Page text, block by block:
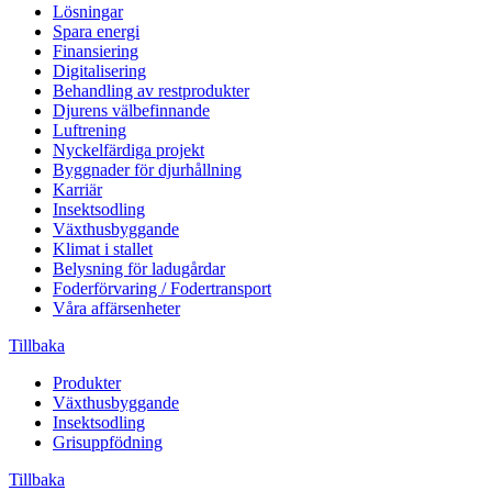
Lösningar
Spara energi
Finansiering
Digitalisering
Behandling av restprodukter
Djurens välbefinnande
Luftrening
Nyckelfärdiga projekt
Byggnader för djurhållning
Karriär
Insektsodling
Växthusbyggande
Klimat i stallet
Belysning för ladugårdar
Foderförvaring / Fodertransport
Våra affärsenheter
Tillbaka
Produkter
Växthusbyggande
Insektsodling
Grisuppfödning
Tillbaka